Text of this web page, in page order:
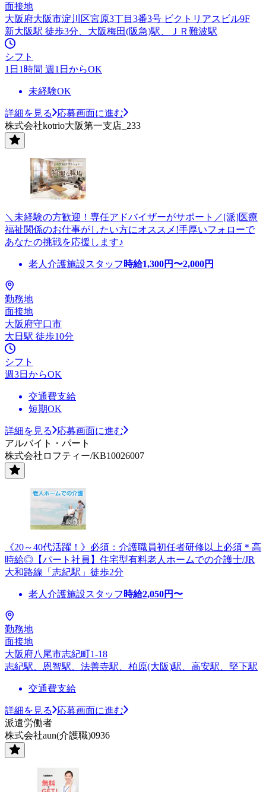
面接地
大阪府大阪市淀川区宮原3丁目3番3号 ビクトリアスビル9F
新大阪駅 徒歩3分、大阪梅田(阪急)駅、ＪＲ難波駅
シフト
1日1時間 週1日からOK
未経験OK
詳細を見る
応募画面に進む
株式会社kotrio大阪第一支店_233
＼未経験の方歓迎！専任アドバイザーがサポート／[派]医療
福祉関係のお仕事がしたい方にオススメ!手厚いフォローで
あなたの挑戦を応援します♪
老人介護施設スタッフ 時給1,300円〜2,000円
勤務地
面接地
大阪府守口市
大日駅 徒歩10分
シフト
週3日からOK
交通費支給
短期OK
詳細を見る
応募画面に進む
アルバイト・パート
株式会社ロフティー/KB10026007
《20～40代活躍！》必須：介護職員初任者研修以上必須＊高
時給◎【パート社員】住宅型有料老人ホームでの介護士/JR
大和路線「志紀駅」徒歩2分
老人介護施設スタッフ 時給2,050円〜
勤務地
面接地
大阪府八尾市志紀町1-18
志紀駅、恩智駅、法善寺駅、柏原(大阪)駅、高安駅、堅下駅
交通費支給
詳細を見る
応募画面に進む
派遣労働者
株式会社aun(介護職)0936